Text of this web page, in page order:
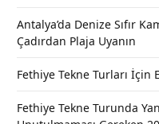
Antalya’da Denize Sıfır
Çadırdan Plaja Uyanın
Fethiye Tekne Turları İçin
Fethiye Tekne Turunda